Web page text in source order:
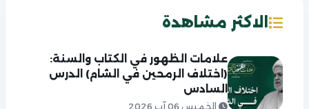
الاكثر مشاهدة
علامات الظهور في الكتاب والسنة:
(اختلاف الرمحين في الشام) الدرس
السادس
الخميس 06 آب 2026